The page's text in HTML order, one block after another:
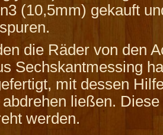
(10,5mm) gekauft
die Räder von den
Sechskantmessing
mit dessen
ließen.
werden.